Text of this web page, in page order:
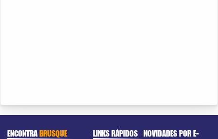
ENCONTRABRUSQUE LINKS RÁPIDOS NOVIDADES POR E-